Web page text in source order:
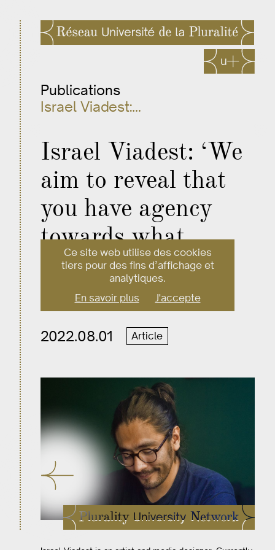
Publications
Israel Viadest:…
Israel Viadest: ‘We
aim to reveal that
you have agency
towards what
happens around
you’
2022.08.01 Article
Ce site web utilise des cookies
tiers pour des fins d’affichage et
analytiques.
En savoir plus
J'accepte